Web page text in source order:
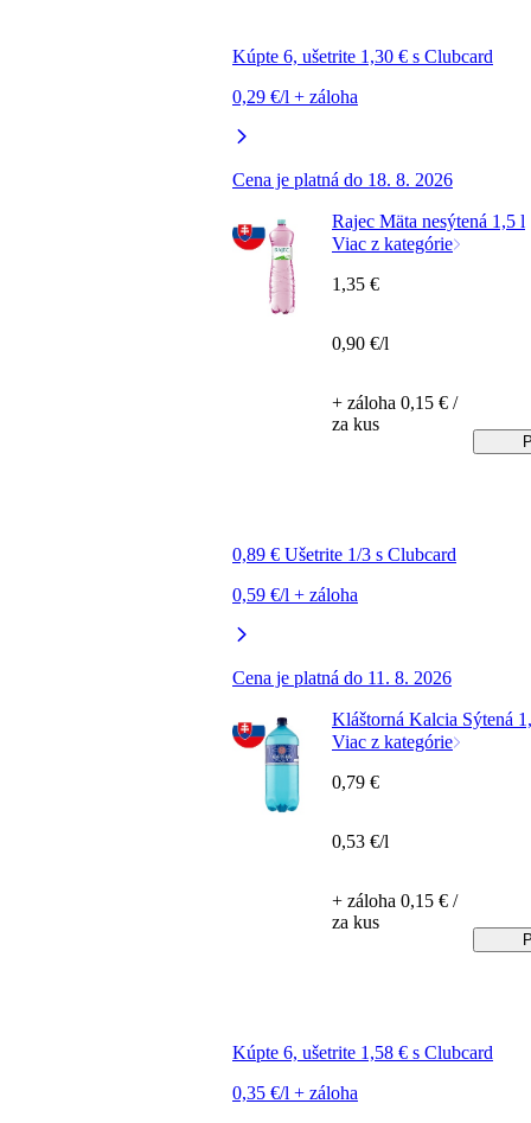
Kúpte 6, ušetrite 1,30 € s Clubcard
0,29 €/l + záloha
Cena je platná do 18. 8. 2026
Rajec Mäta nesýtená 1,5 l
Viac z kategórie
0,89 € Ušetrite 1/3 s Clubcard
0,59 €/l + záloha
Cena je platná do 11. 8. 2026
1,35 €
0,90 €/l
+ záloha 0,15 € /
za kus
Kláštorná Kalcia Sýtená
Viac z kategórie
Kúpte 6, ušetrite 1,58 € s Clubcard
0,35 €/l + záloha
0,79 €
0,53 €/l
+ záloha 0,15 € /
za kus